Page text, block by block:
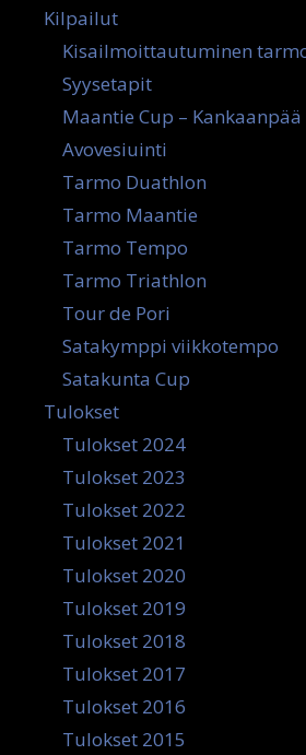
Kilpailut
Kisailmoittautuminen
Syysetapit
Maantie Cup –
Avovesiuinti
Tarmo Duathlon
Tarmo Maantie
Tarmo Tempo
Tarmo Triathlon
Tour de Pori
Satakymppi viikkotempo
Satakunta Cup
Tulokset
Tulokset 2024
Tulokset 2023
Tulokset 2022
Tulokset 2021
Tulokset 2020
Tulokset 2019
Tulokset 2018
Tulokset 2017
Tulokset 2016
Tulokset 2015